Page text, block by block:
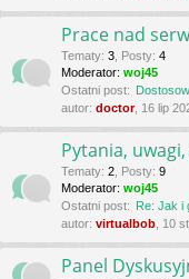
Prace nad
Tematy: 3 Posty: 4
Moderator: woj45
Ostatni post:
autor: doctor, 16 lip
Pytania,
Tematy: 2 Posty: 9
Moderator: woj45
Ostatni post: Re: Jak i
autor: virtualbob , 10
Panel